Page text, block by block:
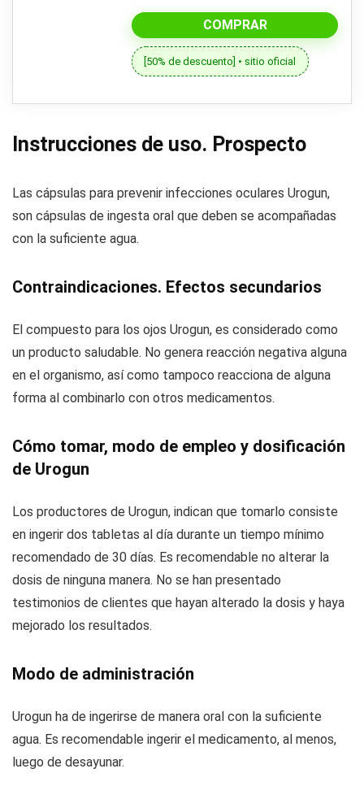
COMPRAR
[50% de descuento] • sitio oficial
Instrucciones de uso. Prospecto
Las cápsulas para prevenir infecciones oculares Urogun,
son cápsulas de ingesta oral que deben se acompañadas
con la suficiente agua.
Contraindicaciones. Efectos secundarios
El compuesto para los ojos Urogun, es considerado como
un producto saludable. No genera reacción negativa alguna
en el organismo, así como tampoco reacciona de alguna
forma al combinarlo con otros medicamentos.
Cómo tomar, modo de empleo y dosificación
de Urogun
Los productores de Urogun, indican que tomarlo consiste
en ingerir dos tabletas al día durante un tiempo mínimo
recomendado de 30 días. Es recomendable no alterar la
dosis de ninguna manera. No se han presentado
testimonios de clientes que hayan alterado la dosis y haya
mejorado los resultados.
Modo de administración
Urogun ha de ingerirse de manera oral con la suficiente
agua. Es recomendable ingerir el medicamento, al menos,
luego de desayunar.